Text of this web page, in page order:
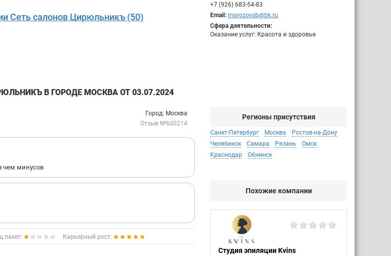
Сеть салонов Цирюльникъ (50)
+7 (926) 683-54-83
Email: morozovsb@bk.ru
Сфера деятельности:
Оказание услуг: Красота и здоровье
В ГОРОДЕ МОСКВА ОТ 03.07.2024
Город: Москва
Отзыв №600214
чем минусов
Карьерный рост:
Регионы присутствия
Санкт-Петербург Москва
Ростов-на-Дону
Челябинск
Самара Рязань
Омск
Краснодар
Обнинск
Похожие компании
Студия эпиляции Kvins